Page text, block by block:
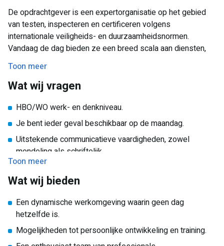
gestructureerde planning gerealiseerd, waardoor effectief
aan dossiers kan worden gewerkt.
Beheren van telefonisch contact met verzekeraars,
schadebehandelaar.
Ondersteunen bij het coördineren van dagelijkse
planningen voor schadeonderzoeken.
Omgaan met letselschadezaken waarbij empathie en een
koele houding essentieel zijn.
De opdrachtgever is een expertorganisatie op het gebied
van testen, inspecteren en certificeren volgens
internationale veiligheids- en duurzaamheidsnormen.
Vandaag de dag bieden ze een breed scala aan diensten,
variërend van productveiligheidstesten, audits en inspecties
tot schade-expertise en HSE-advies. Ze zijn actief in meer
dan 60 landen om de veiligheid op de weg, thuis en op het
Toon meer
Wat wij vragen
HBO/WO werk- en denkniveau.
Je bent ieder geval beschikbaar op de maandag.
Uitstekende communicatieve vaardigheden, zowel
mondeling als schriftelijk.
Proactieve instelling en in staat om snel te schakelen.
Goede organisatorische en coördinerende vaardigheden.
Toon meer
Wat wij bieden
Een dynamische werkomgeving waarin geen dag
hetzelfde is.
Mogelijkheden tot persoonlijke ontwikkeling en training.